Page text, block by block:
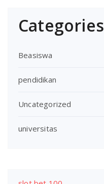
Categories
Beasiswa
pendidikan
Uncategorized
universitas